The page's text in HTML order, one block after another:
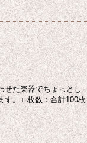
せた楽器でちょっとし
す。 □枚数：合計100枚